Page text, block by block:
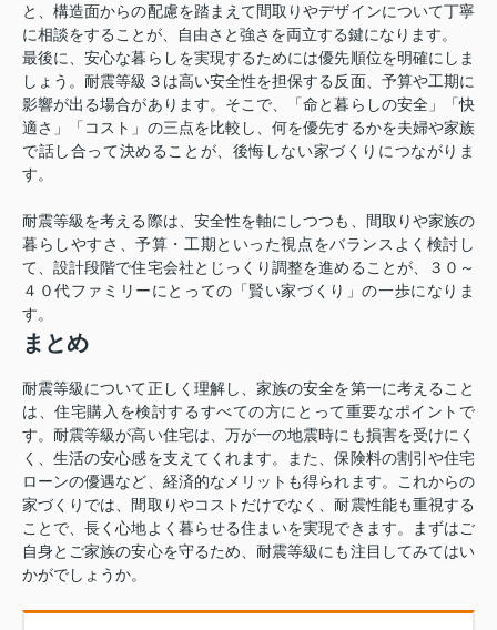
と、構造面からの配慮を踏まえて間取りやデザインについて丁寧
に相談をすることが、自由さと強さを両立する鍵になります。
最後に、安心な暮らしを実現するためには優先順位を明確にしま
しょう。耐震等級３は高い安全性を担保する反面、予算や工期に
影響が出る場合があります。そこで、「命と暮らしの安全」「快
適さ」「コスト」の三点を比較し、何を優先するかを夫婦や家族
で話し合って決めることが、後悔しない家づくりにつながりま
す。
耐震等級を考える際は、安全性を軸にしつつも、間取りや家族の
暮らしやすさ、予算・工期といった視点をバランスよく検討し
て、設計段階で住宅会社とじっくり調整を進めることが、３０～
４０代ファミリーにとっての「賢い家づくり」の一歩になりま
す。
まとめ
耐震等級について正しく理解し、家族の安全を第一に考えること
は、住宅購入を検討するすべての方にとって重要なポイントで
す。耐震等級が高い住宅は、万が一の地震時にも損害を受けにく
く、生活の安心感を支えてくれます。また、保険料の割引や住宅
ローンの優遇など、経済的なメリットも得られます。これからの
家づくりでは、間取りやコストだけでなく、耐震性能も重視する
ことで、長く心地よく暮らせる住まいを実現できます。まずはご
自身とご家族の安心を守るため、耐震等級にも注目してみてはい
かがでしょうか。